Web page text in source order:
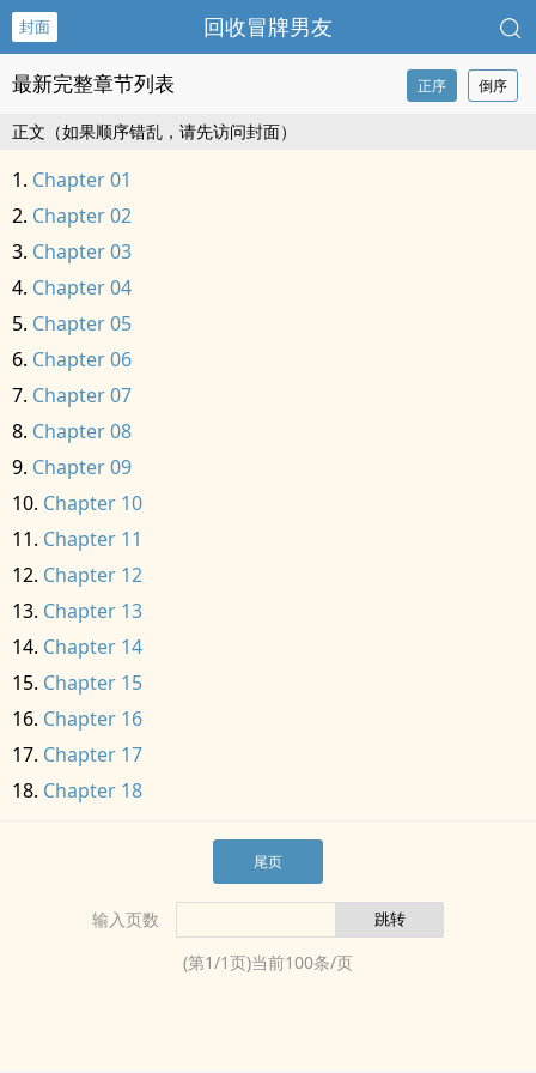
封面 回收冒牌男友
最新完整章节列表 正序 倒序
正文（如果顺序错乱，请先访问封面）
Chapter 01
Chapter 02
Chapter 03
Chapter 04
Chapter 05
Chapter 06
Chapter 07
Chapter 08
Chapter 09
Chapter 10
Chapter 11
Chapter 12
Chapter 13
Chapter 14
Chapter 15
Chapter 16
Chapter 17
Chapter 18
尾页
输入页数
(第1/1页)当前100条/页